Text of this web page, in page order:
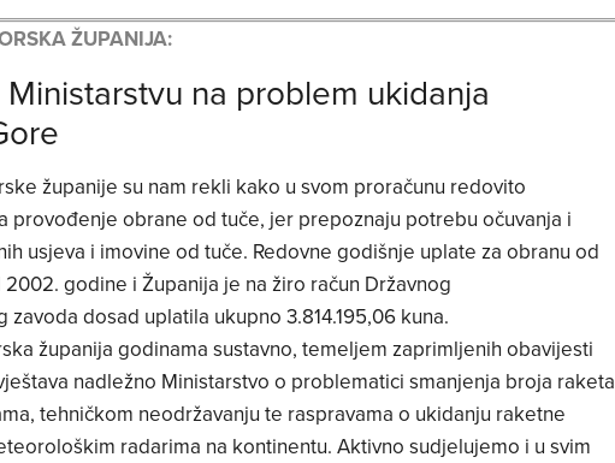
ŽUPANIJA:
na problem ukidanja
županije su nam rekli kako u svom proračunu redovito
provođenje obrane od tuče, jer prepoznaju potrebu očuvanja i
usjeva i imovine od tuče. Redovne godišnje uplate za obranu od
godine i Županija je na žiro račun Državnog
dosad uplatila ukupno 3.814.195,06 kuna.
županija godinama sustavno, temeljem zaprimljenih obavijesti
nadležno Ministarstvo o problematici smanjenja broja raketa
tehničkom neodržavanju te raspravama o ukidanju raketne
radarima na kontinentu. Aktivno sudjelujemo i u svim